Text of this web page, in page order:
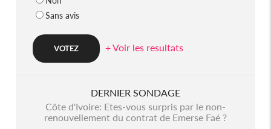
Sans avis
+ Voir les resultats
DERNIER SONDAGE
Côte d'Ivoire: Etes-vous surpris par le non-
renouvellement du contrat de Emerse Faé ?